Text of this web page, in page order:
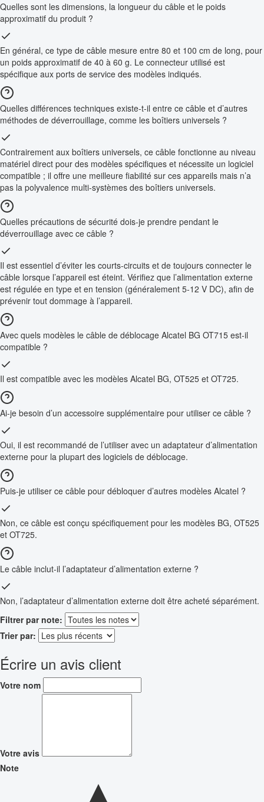
Quelles sont les dimensions, la longueur du câble et le poids
approximatif du produit ?
En général, ce type de câble mesure entre 80 et 100 cm de long, pour
un poids approximatif de 40 à 60 g. Le connecteur utilisé est
spécifique aux ports de service des modèles indiqués.
Quelles différences techniques existe-t-il entre ce câble et d’autres
méthodes de déverrouillage, comme les boîtiers universels ?
Contrairement aux boîtiers universels, ce câble fonctionne au niveau
matériel direct pour des modèles spécifiques et nécessite un logiciel
compatible ; il offre une meilleure fiabilité sur ces appareils mais n’a
pas la polyvalence multi-systèmes des boîtiers universels.
Quelles précautions de sécurité dois-je prendre pendant le
déverrouillage avec ce câble ?
Il est essentiel d’éviter les courts-circuits et de toujours connecter le
câble lorsque l’appareil est éteint. Vérifiez que l’alimentation externe
est régulée en type et en tension (généralement 5-12 V DC), afin de
prévenir tout dommage à l’appareil.
Avec quels modèles le câble de déblocage Alcatel BG OT715 est-il
compatible ?
Il est compatible avec les modèles Alcatel BG, OT525 et OT725.
Ai-je besoin d’un accessoire supplémentaire pour utiliser ce câble ?
Oui, il est recommandé de l’utiliser avec un adaptateur d’alimentation
externe pour la plupart des logiciels de déblocage.
Puis-je utiliser ce câble pour débloquer d’autres modèles Alcatel ?
Non, ce câble est conçu spécifiquement pour les modèles BG, OT525
et OT725.
Le câble inclut-il l’adaptateur d’alimentation externe ?
Non, l’adaptateur d’alimentation externe doit être acheté séparément.
Filtrer par note:
Trier par:
Écrire un avis client
Votre nom
Votre avis
Note